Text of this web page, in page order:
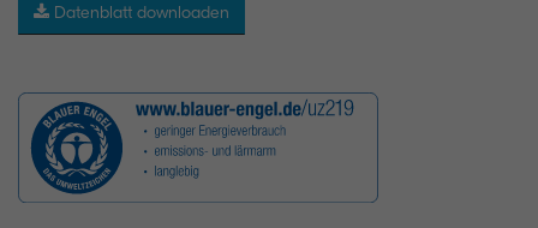
Datenblatt downloaden